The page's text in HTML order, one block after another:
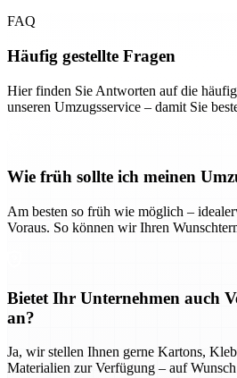
FAQ
Häufig gestellte Fragen
Hier finden Sie Antworten auf die
unseren Umzugsservice – damit Sie
Wie früh sollte ich meinen
Am besten so früh wie möglich –
Voraus. So können wir Ihren
Bietet Ihr Unternehmen auch
an?
Ja, wir stellen Ihnen gerne Kartons,
Materialien zur Verfügung – auf